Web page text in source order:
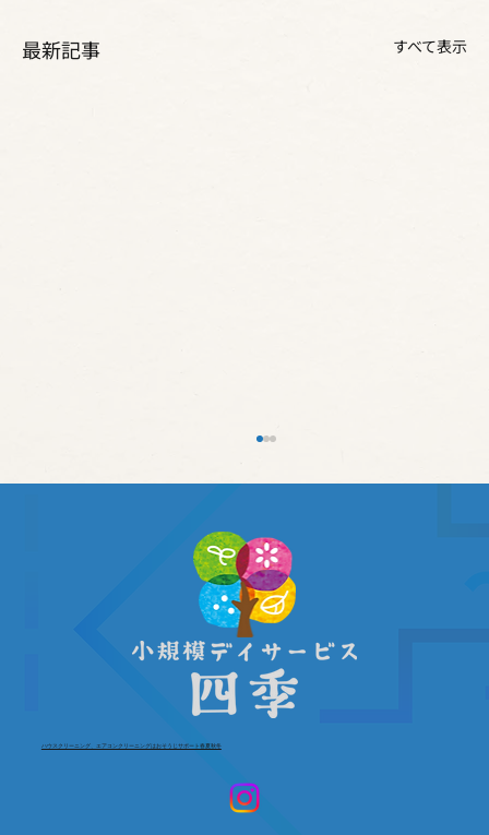
最新記事 すべて表示
介護職員等処遇改善加算 処遇改善計画
書（令和８年度）
ハウスクリーニング、エアコンクリーニングはおそうじサポート春夏秋冬